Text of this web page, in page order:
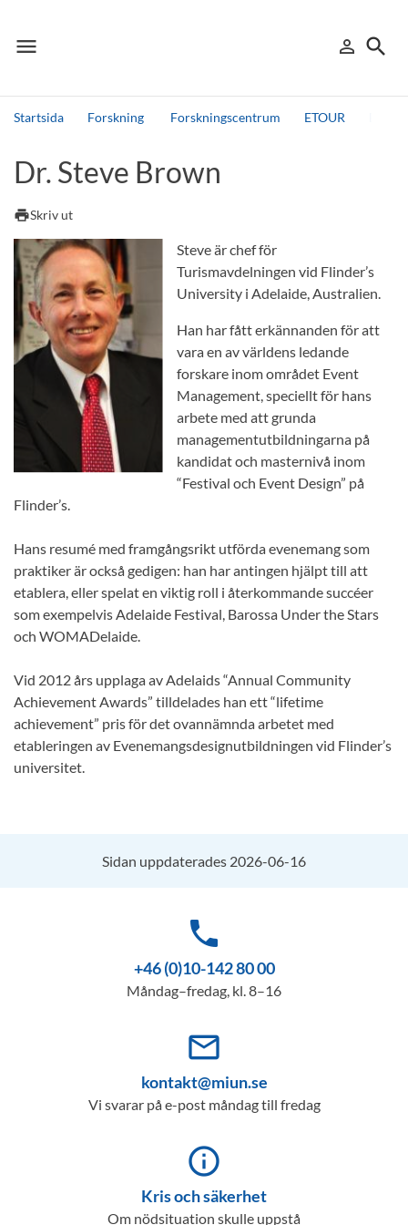
menu
Meny person_outline
Logga in
search
Sök
Startsida Forskning Forskningscentrum ETOUR
Andra söktjänster
Detta är vår testmiljö - endast testdata
Dr. Steve Brown
printSkriv ut
Steve är chef för
Turismavdelningen vid Flinder’s
University i Adelaide, Australien.
Han har fått erkännanden för att
vara en av världens ledande
forskare inom området Event
Management, speciellt för hans
arbete med att grunda
managementutbildningarna på
kandidat och masternivå inom
“Festival och Event Design” på
Flinder’s.
Hans resumé med framgångsrikt utförda evenemang som
praktiker är också gedigen: han har antingen hjälpt till att
etablera, eller spelat en viktig roll i återkommande succéer
som exempelvis Adelaide Festival, Barossa Under the Stars
och WOMADelaide.
Vid 2012 års upplaga av Adelaids “Annual Community
Achievement Awards” tilldelades han ett “lifetime
achievement” pris för det ovannämnda arbetet med
etableringen av Evenemangsdesignutbildningen vid Flinder’s
universitet.
Sidan uppdaterades 2026-06-16
phone
+46 (0)10-142 80 00
Måndag–fredag, kl. 8–16
mail_outline
kontakt@miun.se
Vi svarar på e-post måndag till fredag
info_outline
Kris och säkerhet
Om nödsituation skulle uppstå